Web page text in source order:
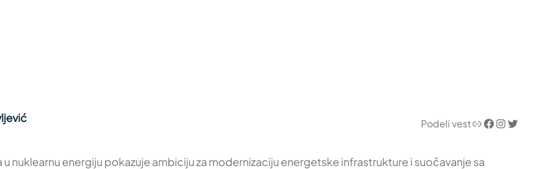
Podeli vestLink Facebook InstagramTwitter
nuklearnu energiju pokazuje ambiciju za modernizaciju energetske infrastrukture i suočavanje sa